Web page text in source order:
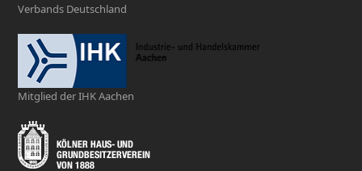
Verbands Deutschland
Mitglied der IHK Aachen